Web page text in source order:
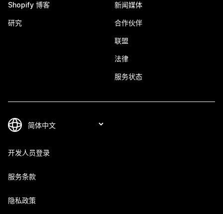
Shopify 博客
研究
新闻媒体
合作伙伴
联盟
法律
服务状态
开发人员登录
服务条款
隐私政策